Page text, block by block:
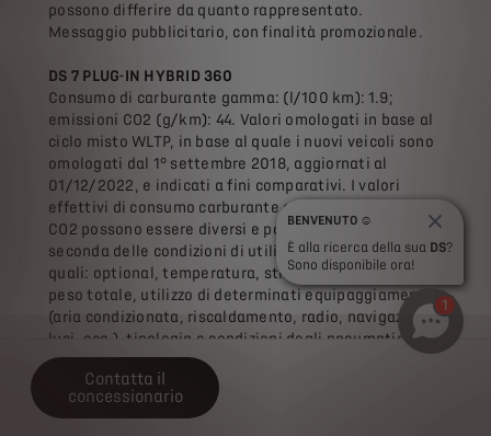
Contatta il
concessionario
possono differire da quanto rappresentato.
Messaggio pubblicitario, con finalità promozionale.
DS 7 PLUG-IN HYBRID 360
Consumo di carburante gamma: (l/100 km): 1.9;
emissioni CO2 (g/km): 44. Valori omologati in base al
ciclo misto WLTP, in base al quale i nuovi veicoli sono
omologati dal 1° settembre 2018, aggiornati al
01/12/2022, e indicati a fini comparativi. I valori
effettivi di consumo carburante e di emissioni di
CO2 possono essere diversi e possono variare a
seconda delle condizioni di utilizzo e di vari fattori
quali: optional, temperatura, stile di guida, velocità,
peso totale, utilizzo di determinati equipaggiamenti
(aria condizionata, riscaldamento, radio, navigazione,
luci, ecc.), tipologia e condizioni degli pneumatici,
condizioni stradali, condizioni climatiche esterne,
ecc. Immagini illustrative; caratteristiche/colori
possono differire da quanto rappresentato.
1
BENVENUTO ☺️
È alla ricerca della sua DS?
Sono disponibile ora!